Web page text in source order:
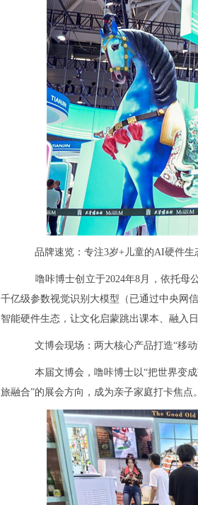
品牌速览：专注3岁+儿童的AI硬件生
噜咔博士创立于2024年8月，依托母
千亿级参数视觉识别大模型（已通过中央网
智能硬件生态，让文化启蒙跳出课本、融入
文博会现场：两大核心产品打造“移
本届文博会，噜咔博士以“把世界变
旅融合”的展会方向，成为亲子家庭打卡焦点。